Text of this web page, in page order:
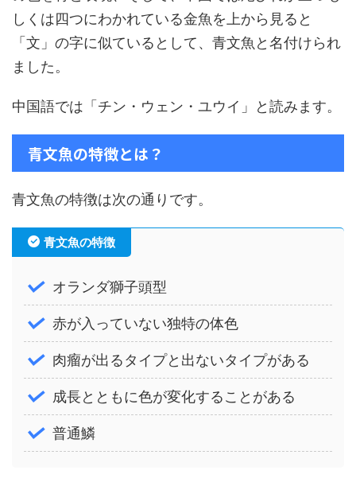
しくは四つにわかれている金魚を上から見ると
「文」の字に似ているとして、青文魚と名付けられ
ました。
中国語では「チン・ウェン・ユウイ」と読みます。
青文魚の特徴とは？
青文魚の特徴は次の通りです。
青文魚の特徴
オランダ獅子頭型
赤が入っていない独特の体色
肉瘤が出るタイプと出ないタイプがある
成長とともに色が変化することがある
普通鱗